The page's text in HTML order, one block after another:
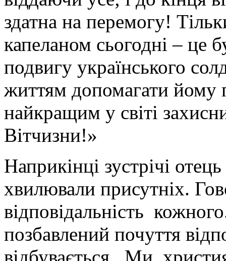
здатна на перемогу!
капеланом сьогодні – це
подвигу українського
життям допомагати йому
найкращим у світі
Вітчизни!»
Наприкінці зустрічі
хвилювали присутніх.
відповідальність
позбавлений почуття
відбувається. Ми,